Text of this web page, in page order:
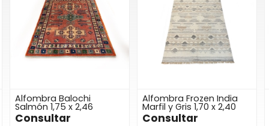
Alfombra Balochi
Salmón 1,75 x 2,46
Consultar
Alfombra Frozen India
Marfil y Gris 1,70 x 2,40
Consultar